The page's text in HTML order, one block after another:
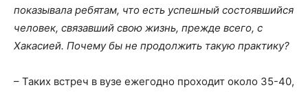
показывала ребятам, что есть успешный состоявшийся
человек, связавший свою жизнь, прежде всего, с
Хакасией. Почему бы не продолжить такую практику?
– Таких встреч в вузе ежегодно проходит около 35-40,